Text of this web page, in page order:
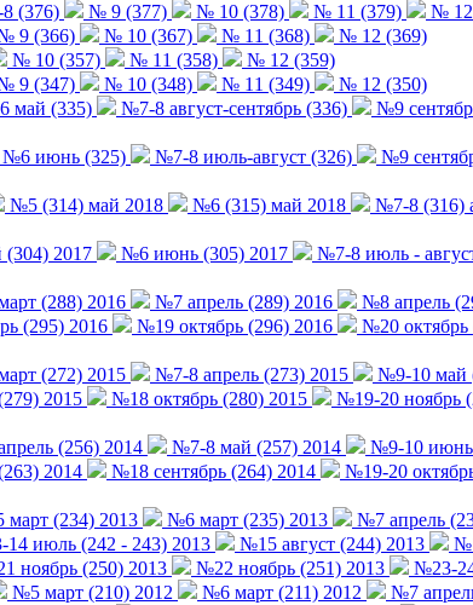
(376) № 9 (377) № 10 (378) № 11 (379)
№ 12
9 (366) № 10 (367) № 11 (368)
№ 12 (369)
№ 10 (357) № 11 (358)
№ 12 (359)
9 (347) № 10 (348) № 11 (349)
№ 12 (350)
май (335) №7-8 август-сентябрь (336) №9
№6 июнь (325) №7-8 июль-август (326) №9
№5 (314) май 2018 №6 (315) май 2018 №7-8 (316)
2017 №6 июнь (305) 2017 №7-8 июль -
(288) 2016 №7 апрель (289) 2016 №8 апрель
(295) 2016 №19 октябрь (296) 2016 №20 октябрь
(272) 2015 №7-8 апрель (273) 2015 №9-10 май
2015 №18 октябрь (280) 2015 №19-20 ноябрь
(256) 2014 №7-8 май (257) 2014 №9-10 июнь
2014 №18 сентябрь (264) 2014 №19-20
(234) 2013 №6 март (235) 2013 №7 апрель
июль (242 - 243) 2013 №15 август (244) 2013
ноябрь (250) 2013 №22 ноябрь (251) 2013
№23-
№5 март (210) 2012 №6 март (211) 2012 №7